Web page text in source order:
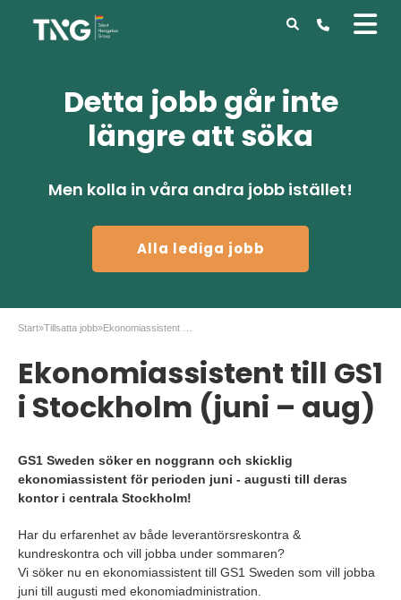
Detta jobb går inte
längre att söka
Men kolla in våra andra jobb istället!
Alla lediga jobb
Start»Tillsatta jobb»
Ekonomiassistent till GS1
i Stockholm (juni – aug)
GS1 Sweden söker en noggrann och skicklig
ekonomiassistent för perioden juni - augusti till deras
kontor i centrala Stockholm!
Har du erfarenhet av både leverantörsreskontra &
kundreskontra och vill jobba under sommaren?
Vi söker nu en ekonomiassistent till GS1 Sweden som vill jobba
juni till augusti med ekonomiadministration.